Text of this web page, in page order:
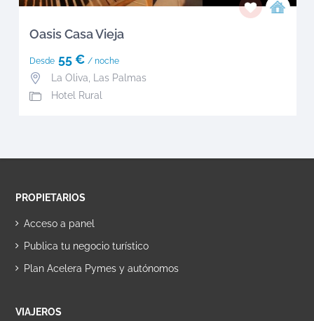
Oasis Casa Vieja
Desde 55 € / noche
La Oliva
Las Palmas
Hotel Rural
PROPIETARIOS
Acceso a panel
Publica tu negocio turístico
Plan Acelera Pymes y autónomos
VIAJEROS